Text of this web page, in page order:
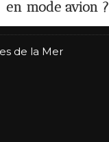
en mode avion ?